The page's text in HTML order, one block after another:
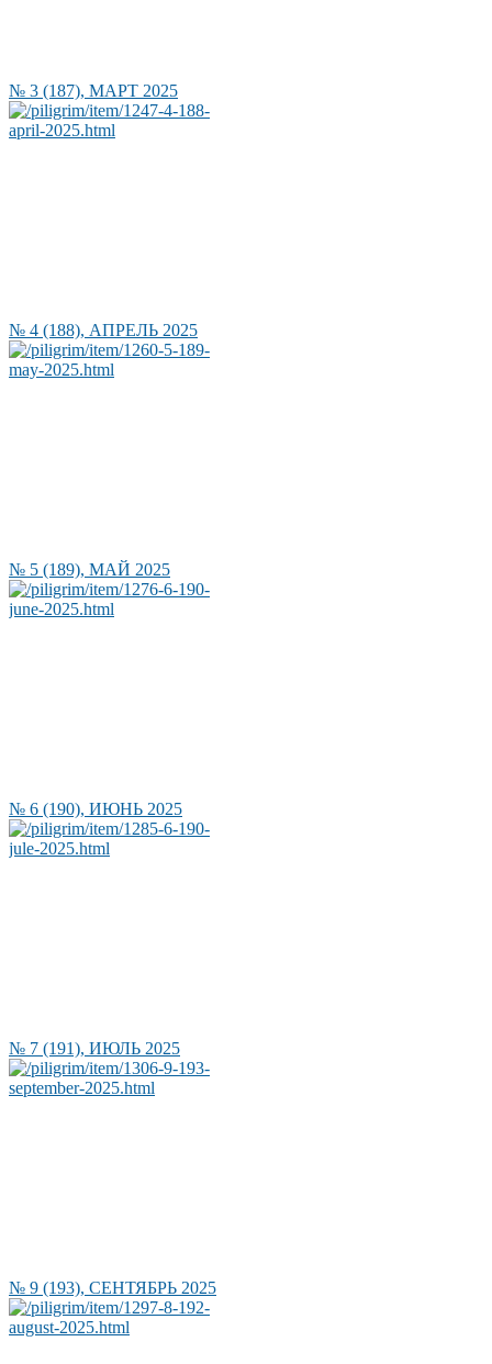
№ 3 (187), МАРТ 2025
№ 4 (188), АПРЕЛЬ 2025
№ 5 (189), МАЙ 2025
№ 6 (190), ИЮНЬ 2025
№ 7 (191), ИЮЛЬ 2025
№ 9 (193), СЕНТЯБРЬ 2025